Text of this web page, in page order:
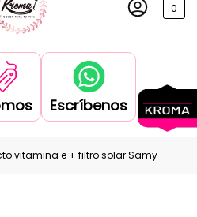
0
Escríbenos
vitamina e + filtro solar Samy